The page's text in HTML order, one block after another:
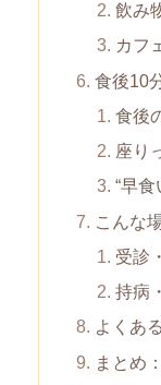
飲み
カフ
食後10
食後
座り
“早
こんな
受診
持病
よくあ
まとめ